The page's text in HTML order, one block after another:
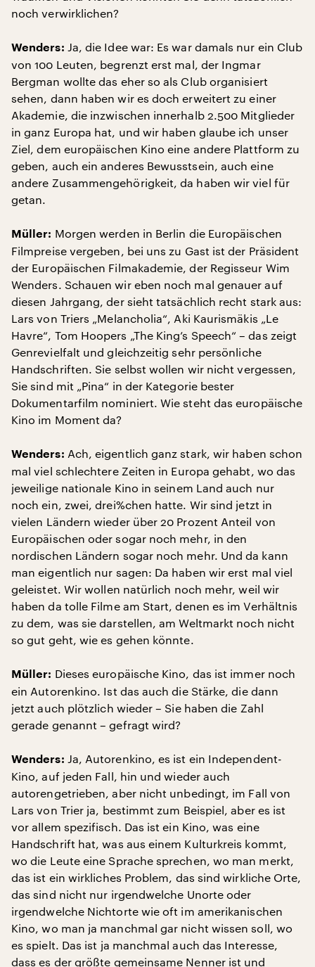
noch verwirklichen?
Wenders: Ja, die Idee war: Es war damals nur ein Club
von 100 Leuten, begrenzt erst mal, der Ingmar
Bergman wollte das eher so als Club organisiert
sehen, dann haben wir es doch erweitert zu einer
Akademie, die inzwischen innerhalb 2.500 Mitglieder
in ganz Europa hat, und wir haben glaube ich unser
Ziel, dem europäischen Kino eine andere Plattform zu
geben, auch ein anderes Bewusstsein, auch eine
andere Zusammengehörigkeit, da haben wir viel für
getan.
Müller: Morgen werden in Berlin die Europäischen
Filmpreise vergeben, bei uns zu Gast ist der Präsident
der Europäischen Filmakademie, der Regisseur Wim
Wenders. Schauen wir eben noch mal genauer auf
diesen Jahrgang, der sieht tatsächlich recht stark aus:
Lars von Triers „Melancholia“, Aki Kaurismäkis „Le
Havre“, Tom Hoopers „The King’s Speech“ – das zeigt
Genrevielfalt und gleichzeitig sehr persönliche
Handschriften. Sie selbst wollen wir nicht vergessen,
Sie sind mit „Pina“ in der Kategorie bester
Dokumentarfilm nominiert. Wie steht das europäische
Kino im Moment da?
Wenders: Ach, eigentlich ganz stark, wir haben schon
mal viel schlechtere Zeiten in Europa gehabt, wo das
jeweilige nationale Kino in seinem Land auch nur
noch ein, zwei, drei%chen hatte. Wir sind jetzt in
vielen Ländern wieder über 20 Prozent Anteil von
Europäischen oder sogar noch mehr, in den
nordischen Ländern sogar noch mehr. Und da kann
man eigentlich nur sagen: Da haben wir erst mal viel
geleistet. Wir wollen natürlich noch mehr, weil wir
haben da tolle Filme am Start, denen es im Verhältnis
zu dem, was sie darstellen, am Weltmarkt noch nicht
so gut geht, wie es gehen könnte.
Müller: Dieses europäische Kino, das ist immer noch
ein Autorenkino. Ist das auch die Stärke, die dann
jetzt auch plötzlich wieder – Sie haben die Zahl
gerade genannt – gefragt wird?
Wenders: Ja, Autorenkino, es ist ein Independent-
Kino, auf jeden Fall, hin und wieder auch
autorengetrieben, aber nicht unbedingt, im Fall von
Lars von Trier ja, bestimmt zum Beispiel, aber es ist
vor allem spezifisch. Das ist ein Kino, was eine
Handschrift hat, was aus einem Kulturkreis kommt,
wo die Leute eine Sprache sprechen, wo man merkt,
das ist ein wirkliches Problem, das sind wirkliche Orte,
das sind nicht nur irgendwelche Unorte oder
irgendwelche Nichtorte wie oft im amerikanischen
Kino, wo man ja manchmal gar nicht wissen soll, wo
es spielt. Das ist ja manchmal auch das Interesse,
dass es der größte gemeinsame Nenner ist und